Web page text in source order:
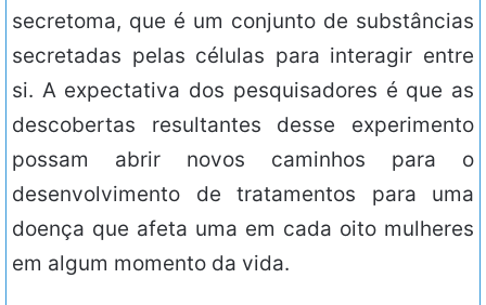
secretoma, que é um conjunto de substâncias
secretadas pelas células para interagir entre
si. A expectativa dos pesquisadores é que as
descobertas resultantes desse experimento
possam abrir novos caminhos para o
desenvolvimento de tratamentos para uma
doença que afeta uma em cada oito mulheres
em algum momento da vida.